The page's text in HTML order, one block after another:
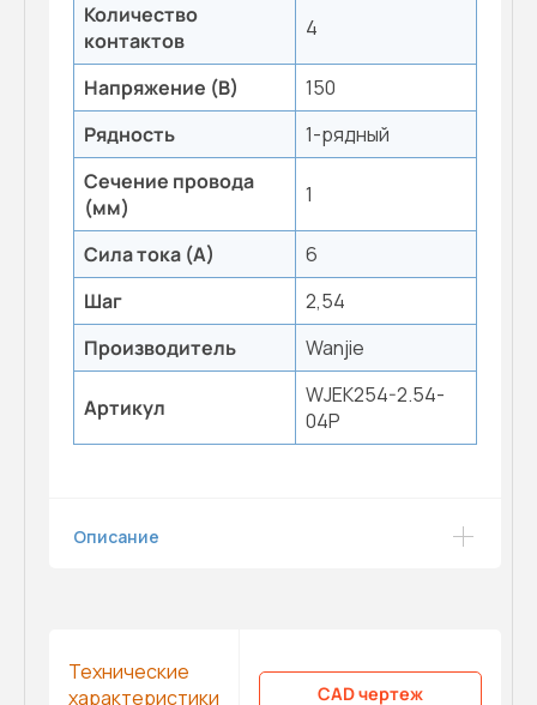
Количество
контактов
4
Напряжение (В)
150
Рядность
1-рядный
Сечение провода
(мм)
1
Сила тока (А)
6
Шаг
2,54
Производитель
Wanjie
Артикул
WJEK254-2.54-
04P
Описание
Технические
характеристики
CAD чертеж